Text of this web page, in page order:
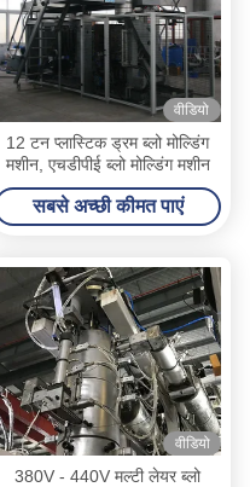
वीडियो
12 टन प्लास्टिक ड्रम ब्लो मोल्डिंग
मशीन, एचडीपीई ब्लो मोल्डिंग मशीन
सबसे अच्छी कीमत पाएं
वीडियो
380V - 440V मल्टी लेयर ब्लो